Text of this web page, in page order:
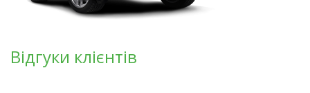
Відгуки клієнтів